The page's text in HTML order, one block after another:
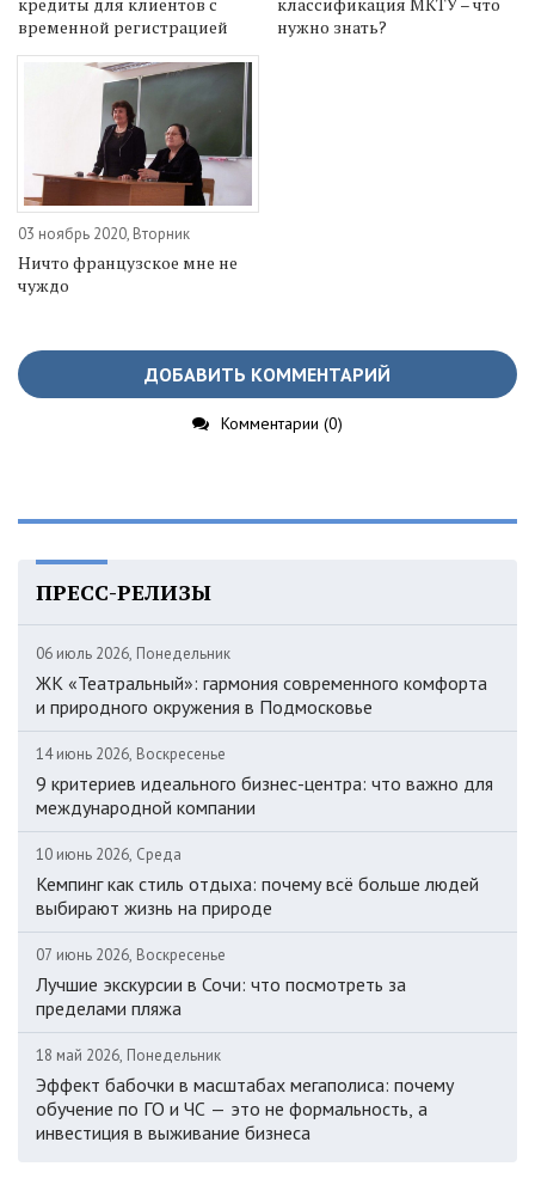
временной регистрацией
нужно знать?
03 ноябрь 2020, Вторник
Ничто французское мне не
чуждо
ДОБАВИТЬ КОММЕНТАРИЙ
Комментарии (0)
ПРЕСС-РЕЛИЗЫ
06 июль 2026, Понедельник
ЖК «Театральный»: гармония современного комфорта
и природного окружения в Подмосковье
14 июнь 2026, Воскресенье
9 критериев идеального бизнес-центра: что важно для
международной компании
10 июнь 2026, Среда
Кемпинг как стиль отдыха: почему всё больше людей
выбирают жизнь на природе
07 июнь 2026, Воскресенье
Лучшие экскурсии в Сочи: что посмотреть за
пределами пляжа
18 май 2026, Понедельник
Эффект бабочки в масштабах мегаполиса: почему
обучение по ГО и ЧС — это не формальность, а
инвестиция в выживание бизнеса